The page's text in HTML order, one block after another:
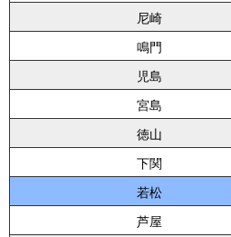
尼崎
鳴門
児島
宮島
徳山
下関
若松
芦屋